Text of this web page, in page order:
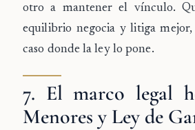
otro a mantener el vínculo.
equilibrio negocia y litiga
caso donde la ley lo pone.
7. El marco legal
Menores y Ley de